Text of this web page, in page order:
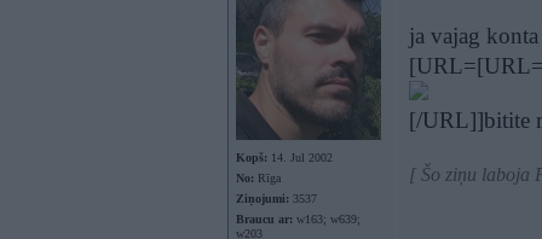
Kopš: 14. Jul 2002
No: Rīga
Ziņojumi: 3537
Braucu ar: w163; w639;
w203
ja vajag
[/URL]]bitite
[ Šo ziņu laboja